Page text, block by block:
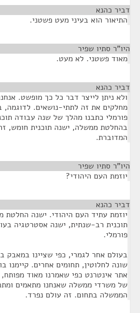
דביר כהנא
התיאור הוא בעיני מעט פשטני.
היו"ר סתיו שפיר
מאוד פשטני. לא מעט.
דביר כהנא
ולא ניתן לייצר דבר כל כך מופשט.
מחלקים את זה לתתי-נושאים. לדוגמה,
פורמלי כתבנו מהלך של שנה עבודה
בהחלטת ממשלה, ישנה תוכנית חומש,
המדוברת.
היו"ר סתיו שפיר
יוזמת העם היהודי?
דביר כהנא
יוזמת עתיד העם היהודי. ישנה
תוכנית רב-שנתית, ישנה אסטרטגיה
פורמלי.
בעולם אחר לגמרי, כפי שציינו במאבק
שונה לחלוטין, תחומים אחרים. קיימנו
אתר אינטרנט כפי שאמרנו מאוד
של משרדי ממשלה שאנחנו מתאמים
הממשלה בתחום. זה עולם נפרד.